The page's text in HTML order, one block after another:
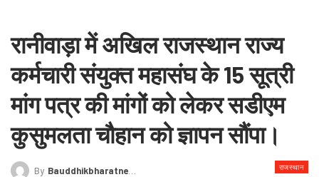
रानीवाड़ा में अखिल राजस्थान राज्य
कर्मचारी संयुक्त महासंघ के 15 सूत्री
मांग पत्र की मांगों को लेकर सडीएम
कुसुमलता चौहान को ज्ञापन सौंपा।
राजस्थान
By Bauddhikbharatnews@gmail.com